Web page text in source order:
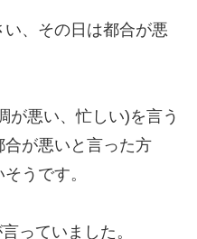
、その日は都合が悪
が悪い、忙しい)を言う
が悪いと言った方
うです。
っていました。